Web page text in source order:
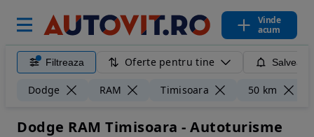
Vinde
acum
Filtreaza Oferte pentru tine
Dodge RAM Timisoara 50 km
Dodge RAM Timisoara - Autoturisme